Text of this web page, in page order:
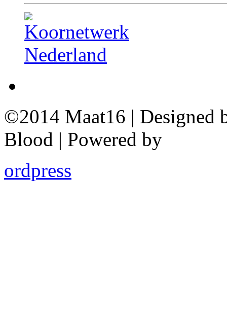
©2014 Maat16 | Designed
Blood | Powered by
ordpress